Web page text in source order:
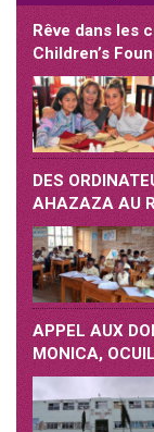
Rêve dans les
Children’s
DES
AHAZAZA AU
APPEL AUX
MONICA,